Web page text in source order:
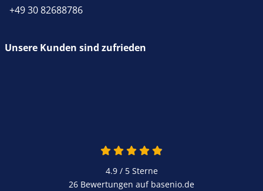
+49 30 82688786
Unsere Kunden sind zufrieden
4.9 von 5
4.9 / 5Sterne
26 Bewertungen auf basenio.de